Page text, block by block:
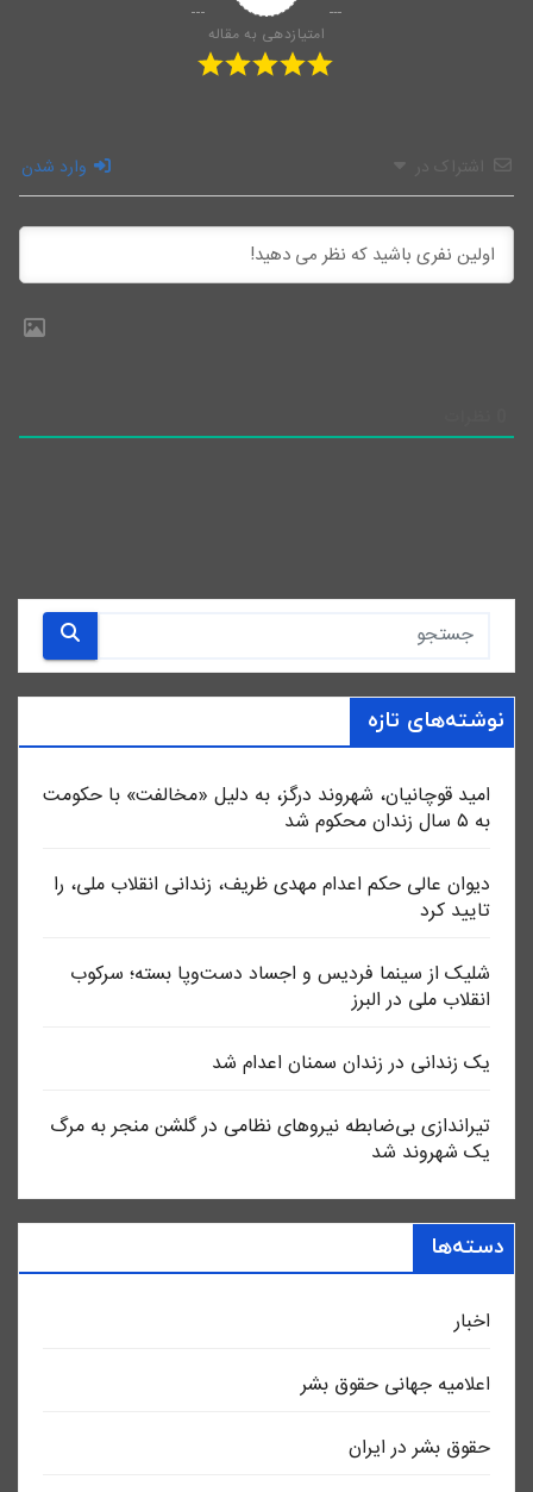
امتیازدهی به مقاله
اشتراک در وارد شدن
نوشته‌های تازه
امید قوچانیان، شهروند درگز، به دلیل «مخالفت» با حکومت
به ۵ سال زندان محکوم شد
دیوان عالی حکم اعدام مهدی ظریف، زندانی انقلاب ملی، را
تایید کرد
شلیک از سینما فردیس و اجساد دست‌وپا بسته؛ سرکوب
انقلاب ملی در البرز
یک زندانی در زندان سمنان اعدام شد
تیراندازی بی‌ضابطه نیروهای نظامی در گلشن منجر به مرگ
یک شهروند شد
دسته‌ها
اخبار
اعلاميه جهانی حقوق بشر
حقوق بشر در ایران